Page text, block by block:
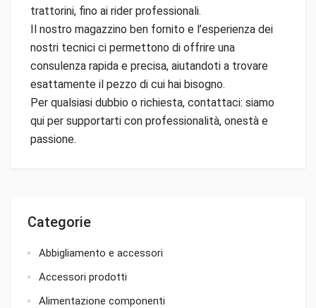
Categorie
Abbigliamento e accessori
Accessori prodotti
Alimentazione componenti
trattorini, fino ai rider professionali.
Il nostro magazzino ben fornito e l’esperienza dei
nostri tecnici ci permettono di offrire una
consulenza rapida e precisa, aiutandoti a trovare
esattamente il pezzo di cui hai bisogno.
Per qualsiasi dubbio o richiesta, contattaci: siamo
qui per supportarti con professionalità, onestà e
passione.